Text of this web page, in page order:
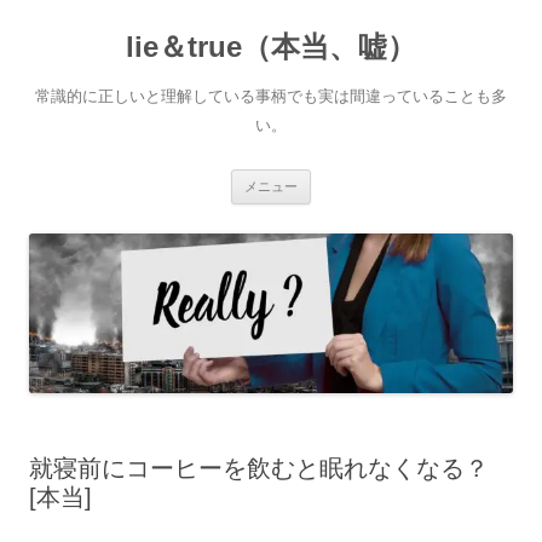
へ
ス
lie＆true（本当、嘘）
常識的に正しいと理解している事柄でも実は間違っていることも多
い。
メニュー
就寝前にコーヒーを飲むと眠れなくなる？
[本当]